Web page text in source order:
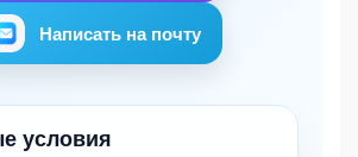
Написать на почту
условия